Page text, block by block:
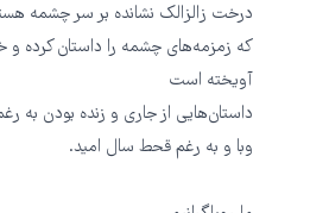
درخت زالزالک نشانده بر سر چشمه
که زمزمه‌های چشمه را داستان کرده
آویخته است
داستان‌هایی از جاری و زنده بودن به
وبا و به رغم قحط‌ سال امید.